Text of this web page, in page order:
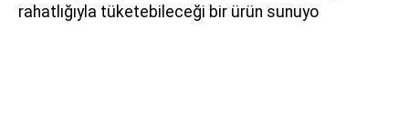
rahatlığıyla tüketebileceği bir ürün sunuyo